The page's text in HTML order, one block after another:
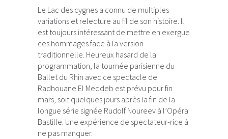
Le Lac des cygnes a connu de multiples
variations et relecture au fil de son histoire. Il
est toujours intéressant de mettre en exergue
ces hommages face à la version
traditionnelle. Heureux hasard de la
programmation, la tournée parisienne du
Ballet du Rhin avec ce spectacle de
Radhouane El Meddeb est prévu pour fin
mars, soit quelques jours après la fin de la
longue série signée Rudolf Noureev à l’Opéra
Bastille. Une expérience de spectateur-rice à
ne pas manquer.